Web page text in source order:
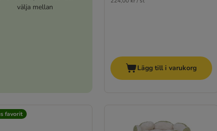
välja mellan
Lägg till i varukorg
favorit